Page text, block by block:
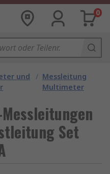
0
und
/ Messleitung
Multimeter
Set